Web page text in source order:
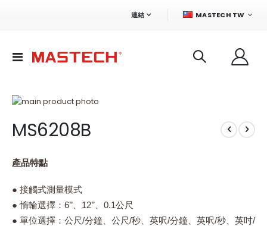
連結
語
MASTECH TW
切
Skip
the
end
the
gallery
to
the
of
images
gallery
MS6208B
產品特點
● 接觸式測量模式
● 惰輪選擇：6’’、12’’、0.1公尺
● 單位選擇：公尺/分鐘、公尺/秒、英呎/分鐘、英呎/秒、英吋/